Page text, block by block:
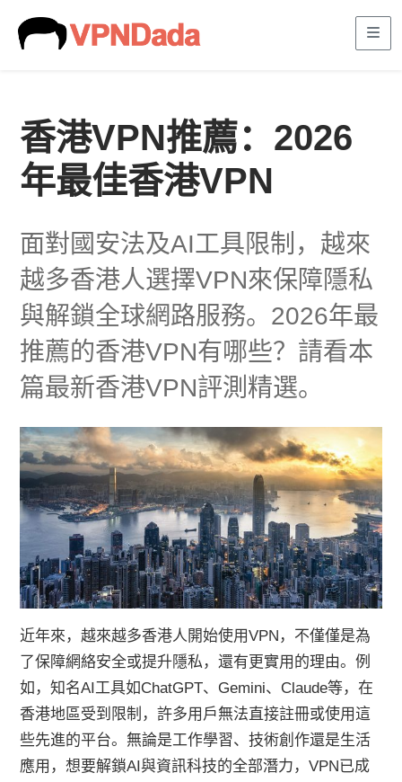
香港VPN推薦：2026
年最佳香港VPN
面對國安法及AI工具限制，越來
越多香港人選擇VPN來保障隱私
與解鎖全球網路服務。2026年最
推薦的香港VPN有哪些？請看本
篇最新香港VPN評測精選。
近年來，越來越多香港人開始使用VPN，不僅僅是為
了保障網絡安全或提升隱私，還有更實用的理由。例
如，知名AI工具如ChatGPT、Gemini、Claude等，在
香港地區受到限制，許多用戶無法直接註冊或使用這
些先進的平台。無論是工作學習、技術創作還是生活
應用，想要解鎖AI與資訊科技的全部潛力，VPN已成